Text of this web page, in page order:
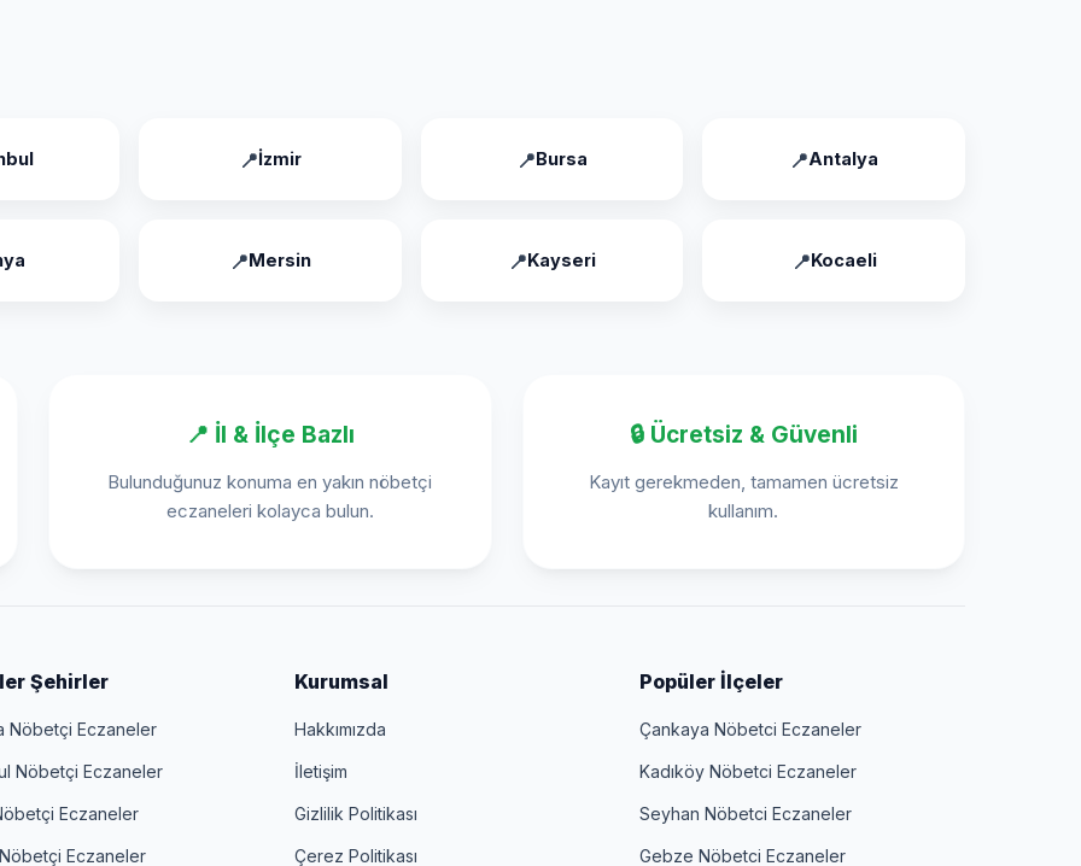
İzmir Bursa Antalya
Mersin Kayseri Kocaeli
📍 İl & İlçe Bazlı
Bulunduğunuz konuma en yakın nöbetçi
eczaneleri kolayca bulun.
🔒 Ücretsiz & Güvenli
Kayıt gerekmeden, tamamen ücretsiz
kullanım.
Şehirler
Nöbetçi Eczaneler
Nöbetçi Eczaneler
Eczaneler
Eczaneler
Kurumsal
Hakkımızda
İletişim
Gizlilik Politikası
Çerez Politikası
Popüler İlçeler
Çankaya Nöbetci Eczaneler
Kadıköy Nöbetci Eczaneler
Seyhan Nöbetci Eczaneler
Gebze Nöbetci Eczaneler